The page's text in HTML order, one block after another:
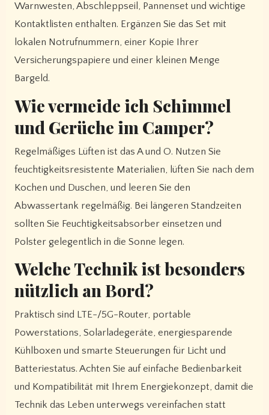
Warnwesten, Abschleppseil, Pannenset und wichtige
Kontaktlisten enthalten. Ergänzen Sie das Set mit
lokalen Notrufnummern, einer Kopie Ihrer
Versicherungspapiere und einer kleinen Menge
Bargeld.
Wie vermeide ich Schimmel
und Gerüche im Camper?
Regelmäßiges Lüften ist das A und O. Nutzen Sie
feuchtigkeitsresistente Materialien, lüften Sie nach dem
Kochen und Duschen, und leeren Sie den
Abwassertank regelmäßig. Bei längeren Standzeiten
sollten Sie Feuchtigkeitsabsorber einsetzen und
Polster gelegentlich in die Sonne legen.
Welche Technik ist besonders
nützlich an Bord?
Praktisch sind LTE-/5G-Router, portable
Powerstations, Solarladegeräte, energiesparende
Kühlboxen und smarte Steuerungen für Licht und
Batteriestatus. Achten Sie auf einfache Bedienbarkeit
und Kompatibilität mit Ihrem Energiekonzept, damit die
Technik das Leben unterwegs vereinfachen statt